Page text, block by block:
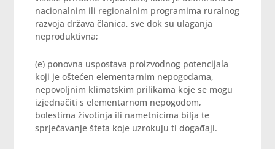
nacionalnim ili regionalnim programima ruralnog
razvoja država članica, sve dok su ulaganja
neproduktivna;
(e) ponovna uspostava proizvodnog potencijala
koji je oštećen elementarnim nepogodama,
nepovoljnim klimatskim prilikama koje se mogu
izjednačiti s elementarnom nepogodom,
bolestima životinja ili nametnicima bilja te
sprječavanje šteta koje uzrokuju ti događaji.